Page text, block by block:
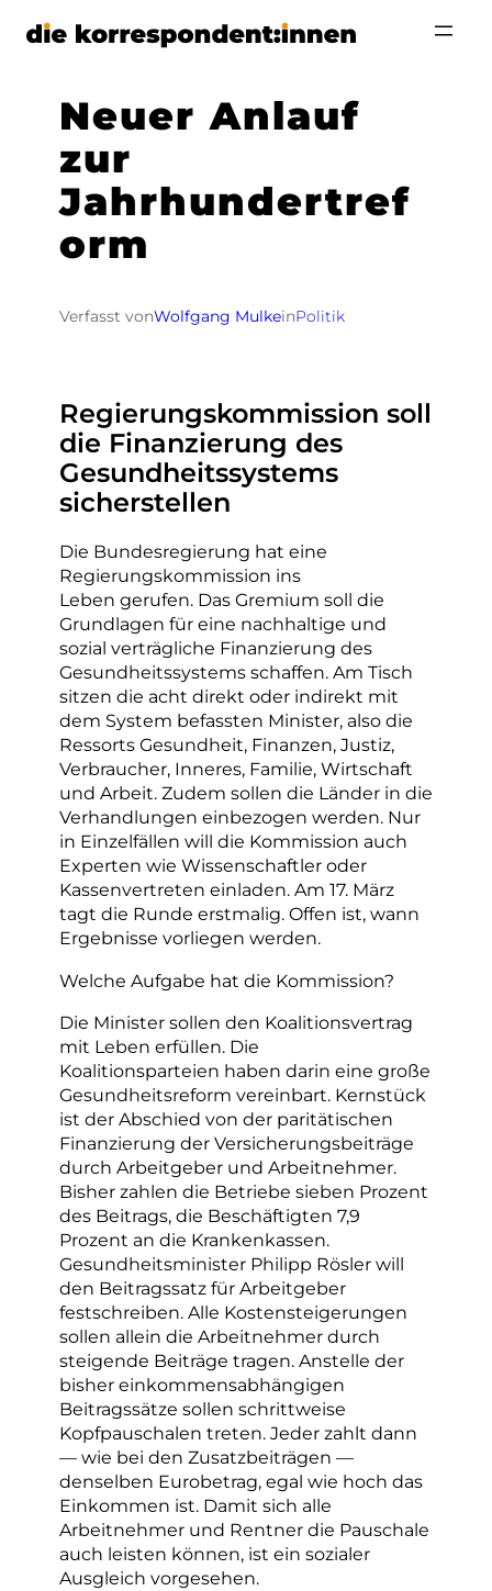
Zum
Neuer Anlauf
zur
Jahrhundertref
orm
Verfasst vonWolfgang MulkeinPolitik
Regierungskommission soll
die Finanzierung des
Gesundheitssystems
sicherstellen
Die Bundesregierung hat eine
Regierungskommission ins
Leben gerufen. Das Gremium soll die
Grundlagen für eine nachhaltige und
sozial verträgliche Finanzierung des
Gesundheitssystems schaffen. Am Tisch
sitzen die acht direkt oder indirekt mit
dem System befassten Minister, also die
Ressorts Gesundheit, Finanzen, Justiz,
Verbraucher, Inneres, Familie, Wirtschaft
und Arbeit. Zudem sollen die Länder in die
Verhandlungen einbezogen werden. Nur
in Einzelfällen will die Kommission auch
Experten wie Wissenschaftler oder
Kassenvertreten einladen. Am 17. März
tagt die Runde erstmalig. Offen ist, wann
Ergebnisse vorliegen werden.
Welche Aufgabe hat die Kommission?
Die Minister sollen den Koalitionsvertrag
mit Leben erfüllen. Die
Koalitionsparteien haben darin eine große
Gesundheitsreform vereinbart. Kernstück
ist der Abschied von der paritätischen
Finanzierung der Versicherungsbeiträge
durch Arbeitgeber und Arbeitnehmer.
Bisher zahlen die Betriebe sieben Prozent
des Beitrags, die Beschäftigten 7,9
Prozent an die Krankenkassen.
Gesundheitsminister Philipp Rösler will
den Beitragssatz für Arbeitgeber
festschreiben. Alle Kostensteigerungen
sollen allein die Arbeitnehmer durch
steigende Beiträge tragen. Anstelle der
bisher einkommensabhängigen
Beitragssätze sollen schrittweise
Kopfpauschalen treten. Jeder zahlt dann
— wie bei den Zusatzbeiträgen —
denselben Eurobetrag, egal wie hoch das
Einkommen ist. Damit sich alle
Arbeitnehmer und Rentner die Pauschale
auch leisten können, ist ein sozialer
Ausgleich vorgesehen.